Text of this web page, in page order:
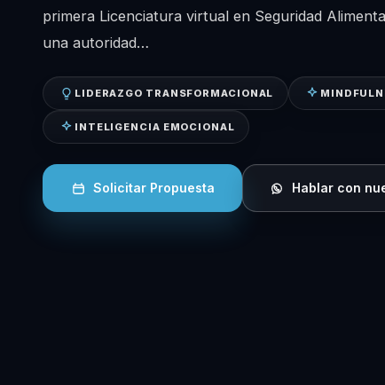
primera Licenciatura virtual en Seguridad
una autoridad…
LIDERAZGO TRANSFORMACIONAL
INTELIGENCIA EMOCIONAL
Solicitar Propuesta Hablar con